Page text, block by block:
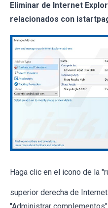
Eliminar de Internet
relacionados con
Haga clic en el icono de la
superior derecha de
"Administrar